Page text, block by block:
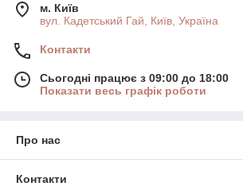
м. Київ
вул. Кадетський Гай, Київ, Україна
Контакти
Сьогодні працює з 09:00 до 18:00
Показати весь графік роботи
Про нас
Контакти